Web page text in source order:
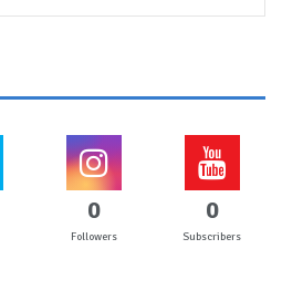
0
Followers
0
Subscribers